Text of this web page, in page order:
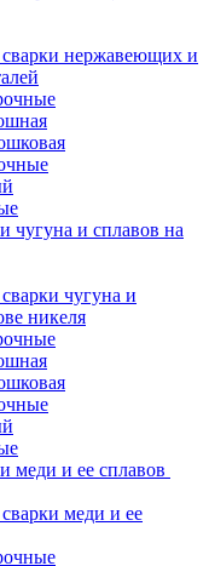
нержавеющих и
чугуна и сплавов на
чугуна и
никеля
меди и ее сплавов
меди и ее